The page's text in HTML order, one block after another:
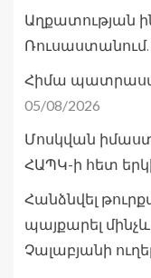
Աղքատության
Հիմա
05/08/2026
Մոսկվան իմաստ
ՀԱՊԿ-ի հետ
Հանձնվել
պայքարել
Չալաբյանի